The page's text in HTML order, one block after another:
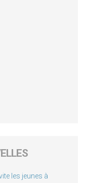
les jeunes à